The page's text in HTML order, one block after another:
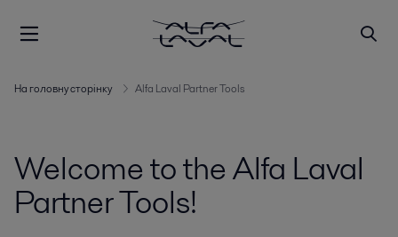
На головну сторінку Alfa Laval Partner Tools
Welcome to the Alfa Laval
Partner Tools!